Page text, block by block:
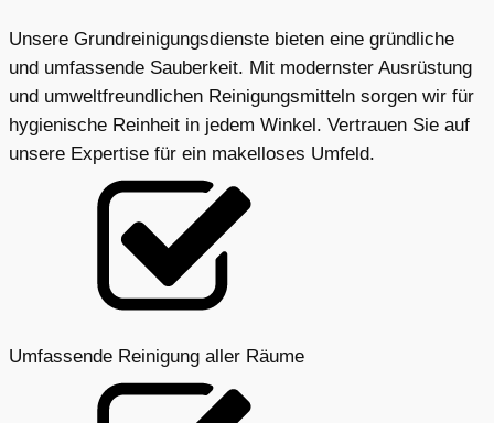
Unsere Grundreinigungsdienste bieten eine gründliche
und umfassende Sauberkeit. Mit modernster Ausrüstung
und umweltfreundlichen Reinigungsmitteln sorgen wir für
hygienische Reinheit in jedem Winkel. Vertrauen Sie auf
unsere Expertise für ein makelloses Umfeld.
Umfassende Reinigung aller Räume